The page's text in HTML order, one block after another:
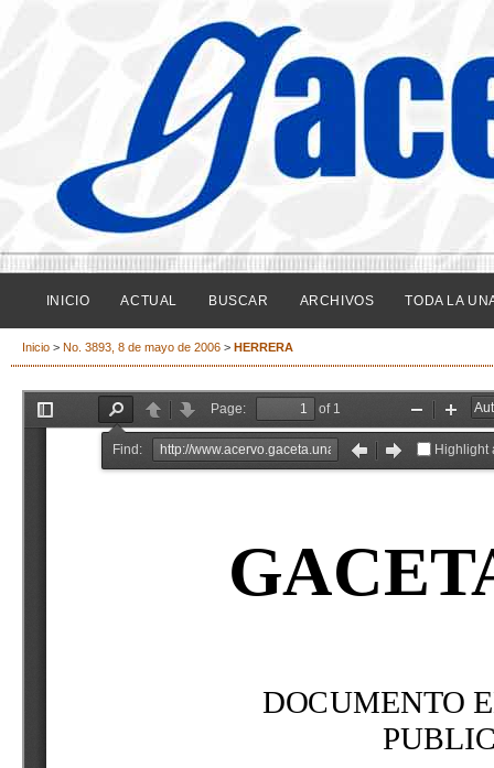
INICIO ACTUAL BUSCAR ARCHIVOS TODA LA
Inicio > No. 3893, 8 de mayo de 2006 > HERRERA